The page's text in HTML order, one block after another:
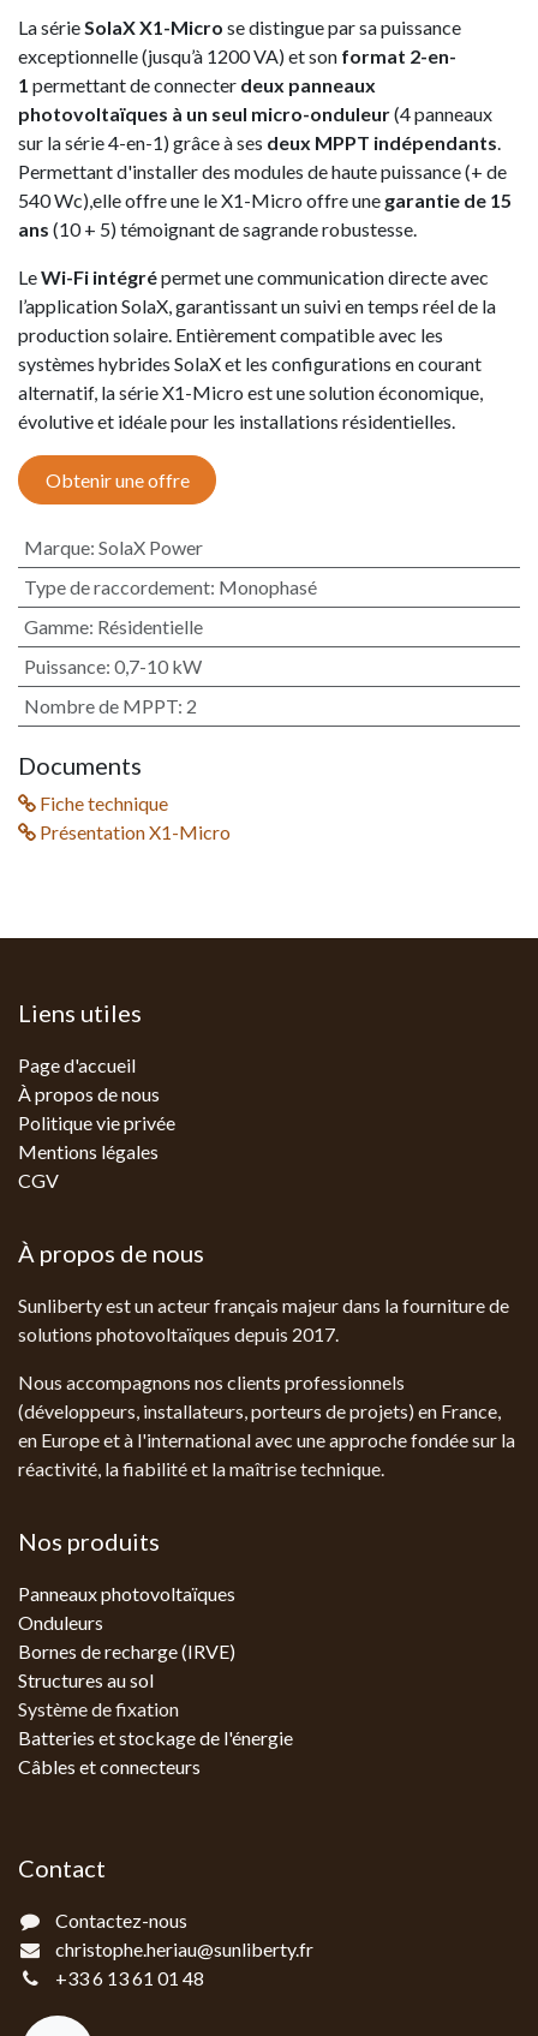
La sérieSolaX X1-Micro se distingue par sa puissance
exceptionnelle (jusqu’à 1200 VA) et son format 2-en-
1 permettant de connecter deux panneaux
photovoltaïques à un seul micro-onduleur(4 panneaux
sur la série 4-en-1) grâce à ses deux MPPT indépendants.
Permettant d'installer des modules de haute puissance (+ de
540 Wc),elle offre une le X1-Micro offre une garantie de 15
ans (10 + 5) témoignant de sagrande robustesse.
LeWi-Fi intégrépermet une communication directe avec
l’application SolaX, garantissant un suivi en temps réel de la
production solaire. Entièrement compatible avec les
systèmes hybrides SolaX et les configurations en courant
alternatif, la série X1-Micro est une solution économique,
évolutive et idéale pour les installations résidentielles.
Obtenir une offre
Marque: SolaX Power
Type de raccordement: Monophasé
Gamme: Résidentielle
Puissance: 0,7-10 kW
Nombre de MPPT: 2
Documents
Fiche technique
Présentation X1-Micro
Liens utiles
Page d'accueil
À propos de nous
Politique vie privée
Mentions légales
CGV
À propos de nous
Sunliberty est un acteur français majeur dans la fourniture de
solutions photovoltaïques depuis 2017.
Nous accompagnons nos clients professionnels
(développeurs, installateurs, porteurs de projets) en France,
en Europe et à l'international avec une approche fondée sur la
réactivité, la fiabilité et la maîtrise technique.
Nos produits
Panneaux photovoltaïques
Onduleurs
Bornes de recharge (IRVE)
Structures au sol
Système de fixation
Batteries et stockage de l'énergie
Câbles et connecteurs
Contact
Contactez-nous
christophe.heriau@sunliberty.fr
+33 6 13 61 01 48‬